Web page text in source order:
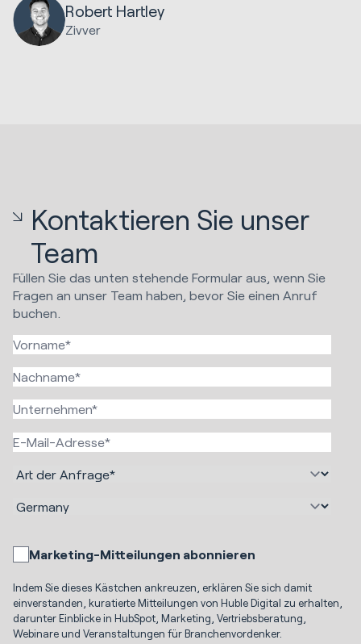
Robert Hartley
Zivver
Kontaktieren Sie unser
Team
Füllen Sie das unten stehende Formular aus, wenn Sie
Fragen an unser Team haben, bevor Sie einen Anruf
buchen.
Marketing-Mitteilungen abonnieren
Indem Sie dieses Kästchen ankreuzen, erklären Sie sich damit
einverstanden, kuratierte Mitteilungen von Huble Digital zu erhalten,
darunter Einblicke in HubSpot, Marketing, Vertriebsberatung,
Webinare und Veranstaltungen für Branchenvordenker.